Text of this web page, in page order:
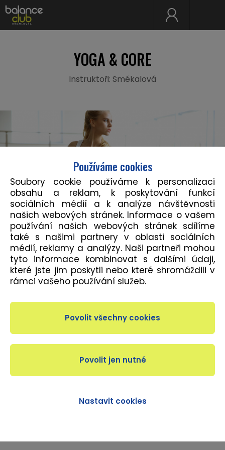
YOGA & CORE
Instruktoři: Smékalová
POPIS
zaměřena na střed těla po dlouhé pauze, po
vyrýsování břicha. Lekce je vhodná pro
Používáme cookies
Soubory cookie používáme k personalizaci
obsahu a reklam, k poskytování funkcí
sociálních médií a k analýze návštěvnosti
našich webových stránek. Informace o vašem
používání našich webových stránek sdílíme
také s našimi partnery v oblasti sociálních
médií, reklamy a analýzy. Naši partneři mohou
tyto informace kombinovat s dalšími údaji,
které jste jim poskytli nebo které shromáždili v
rámci vašeho používání služeb.
Nastavit cookies